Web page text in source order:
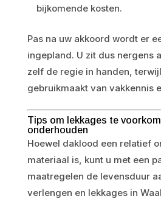
bijkomende kosten.
Pas na uw akkoord wordt er
ingepland. U zit dus nergens
zelf de regie in handen,
gebruikmaakt van vakkennis
Tips om lekkages te
onderhouden
Hoewel daklood een relatief
materiaal is, kunt u met een
maatregelen de levensduur
verlengen en lekkages in